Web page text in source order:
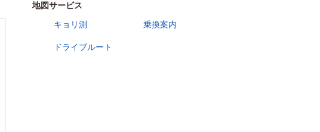
地図サービス
キョリ測
乗換案内
ドライブルート